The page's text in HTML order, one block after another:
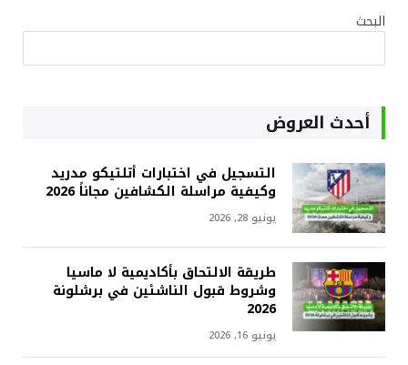
البحث
أحدث العروض
التسجيل في اختبارات أتلتيكو مدريد
وكيفية مراسلة الكشافين مجاناً 2026
يونيو 28, 2026
طريقة الالتحاق بأكاديمية لا ماسيا
وشروط قبول الناشئين في برشلونة
2026
يونيو 16, 2026